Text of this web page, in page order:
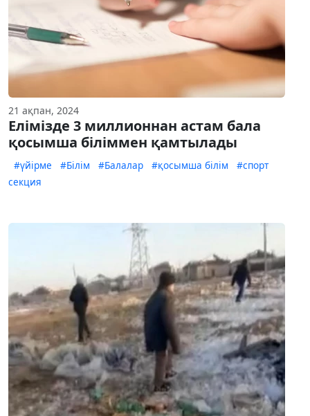
21 ақпан, 2024
Елімізде 3 миллионнан астам бала
қосымша біліммен қамтылады
#үйірме #Білім #Балалар #қосымша білім
#спорт
секция